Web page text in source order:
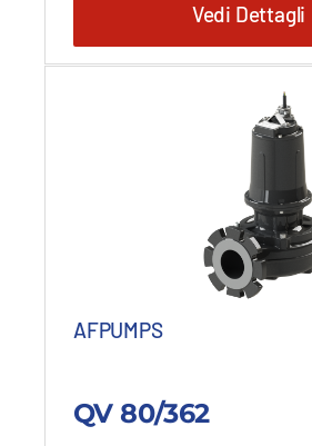
da
a
era:
2.401,88 €
da
a
è:
-
di
da
a
Vedi Dettagli
AFPUMPS
QV 80/362